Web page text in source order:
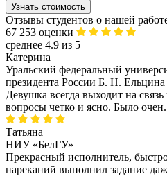
Узнать стоимость
Отзывы студентов о нашей
67 253 оценки
среднее 4.9 из 5
Катерина
Уральский федеральный
президента России Б. Н. Ельцина
Девушка всегда выходит на
вопросы четко и ясно. Было
Татьяна
НИУ «БелГУ»
Прекрасный исполнитель,
нареканий выполнил задание